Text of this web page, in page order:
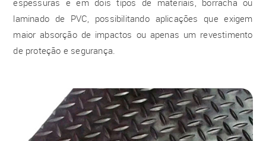
espessuras e em dois tipos de materiais, borracha ou
laminado de PVC, possibilitando aplicações que exigem
maior absorção de impactos ou apenas um revestimento
de proteção e segurança.